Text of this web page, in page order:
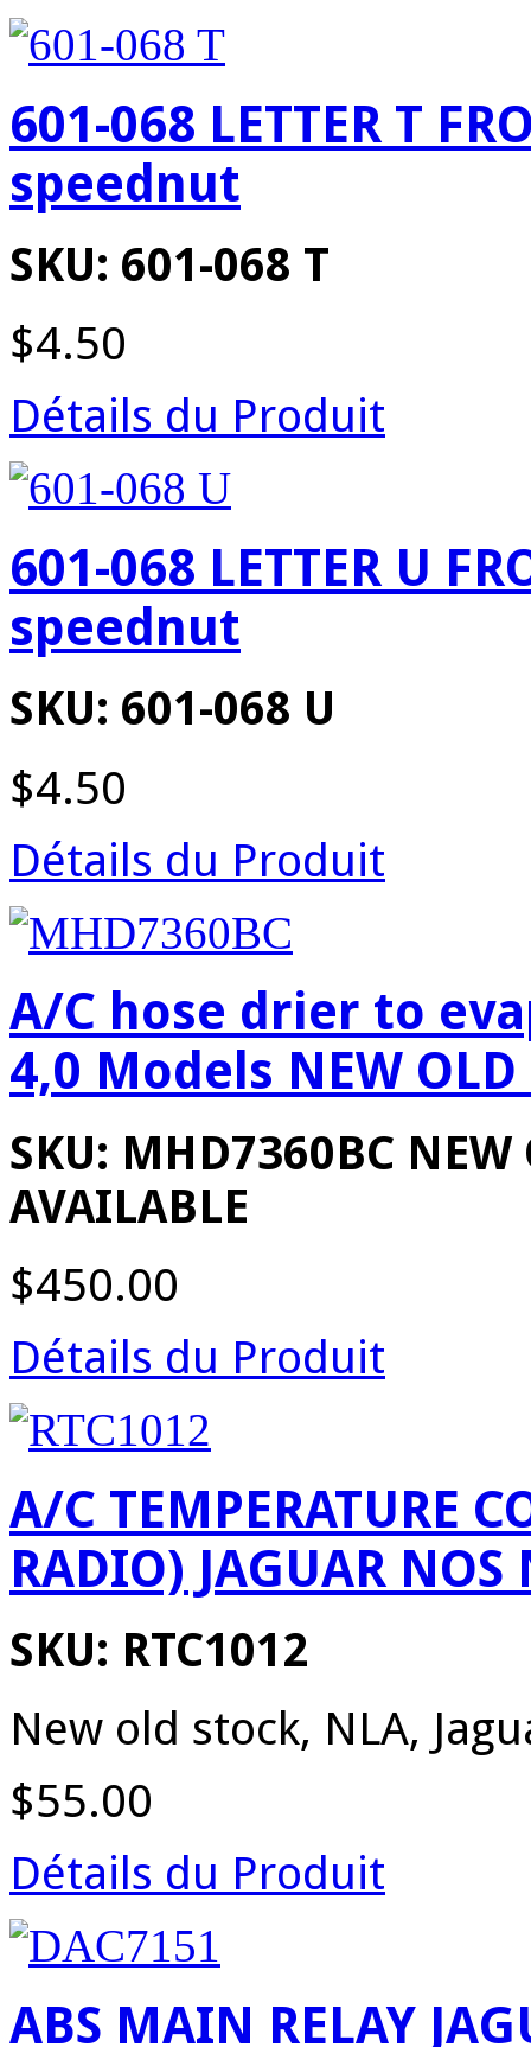
601-068 LETTER T
speednut
SKU: 601-068 T
$4.50
Détails du Produit
601-068 LETTER U
speednut
SKU: 601-068 U
$4.50
Détails du Produit
A/C hose drier to
4,0 Models NEW OLD
SKU: MHD7360BC NEW
AVAILABLE
$450.00
Détails du Produit
A/C TEMPERATURE
RADIO) JAGUAR NOS
SKU: RTC1012
New old stock, NLA,
$55.00
Détails du Produit
ABS MAIN RELAY